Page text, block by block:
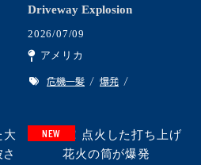
Driveway Explosion
2026/07/09
アメリカ
危機一髪 爆発
NEW